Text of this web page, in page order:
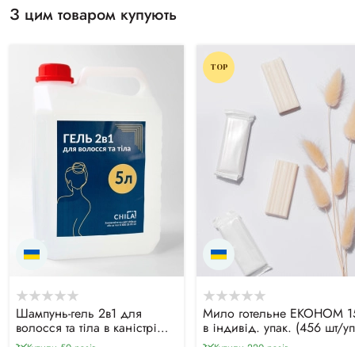
З цим товаром купують
Шампунь-гель 2в1 для
волосся та тіла в каністрі
(5000 мл)
TOP
Мило готельне ЕКОНОМ
в індивід. упак. (456 шт/